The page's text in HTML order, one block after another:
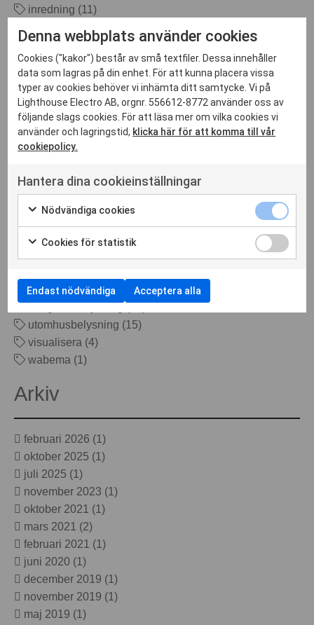
inredning (11)
lakritsfestivalen (1)
ljusarkitekt (28)
ljusarkivet (1)
ljusdesign (26)
ljusdesigner id (11)
ljusdesigner LD (2)
ljusfestival (2)
löshoppningsramp (5)
projekt (9)
samarbete (8)
utomhusbelysning (15)
visualisera (4)
wabema (1)
Arkiv
februari 2026 (1)
oktober 2025 (1)
juli 2025 (1)
november 2023 (1)
oktober 2021 (1)
mars 2021 (2)
februari 2021 (1)
juni 2020 (1)
december 2019 (1)
november 2019 (1)
maj 2019 (1)
Denna webbplats använder cookies
Cookies ("kakor") består av små textfiler. Dessa innehåller
data som lagras på din enhet. För att kunna placera vissa
typer av cookies behöver vi inhämta ditt samtycke. Vi på
Lighthouse Electro AB, orgnr. 556612-8772 använder oss av
följande slags cookies. För att läsa mer om vilka cookies vi
använder och lagringstid, klicka här för att komma till vår
cookiepolicy.
Hantera dina cookieinställningar
Nödvändiga cookies
Cookies för statistik
Endast nödvändiga Acceptera alla